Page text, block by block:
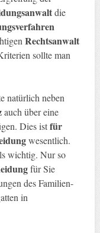
die
Rechtsanwalt
sollte man
natürlich neben
auch über eine
Dies istfür
wesentlich.
wichtig. Nur so
für Sie
des Familien-
in